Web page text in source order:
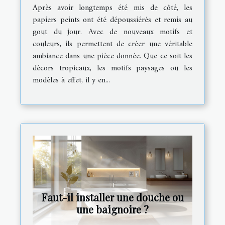
Après avoir longtemps été mis de côté, les
papiers peints ont été dépoussiérés et remis au
gout du jour. Avec de nouveaux motifs et
couleurs, ils permettent de créer une véritable
ambiance dans une pièce donnée. Que ce soit les
décors tropicaux, les motifs paysages ou les
modèles à effet, il y en...
Faut-il installer une douche ou
une baignoire ?